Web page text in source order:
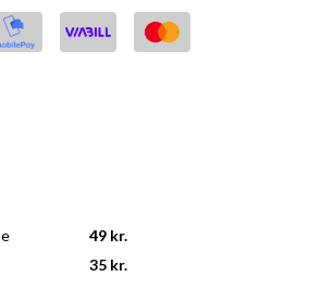
49 kr.
35 kr.